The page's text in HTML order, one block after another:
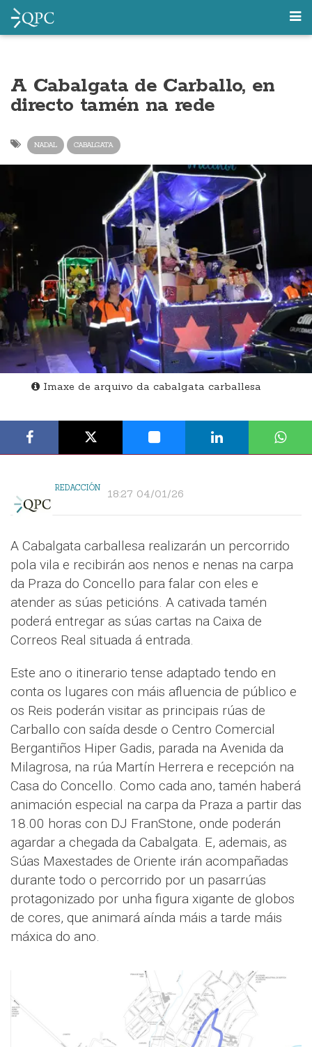
A Cabalgata de Carballo, en
directo tamén na rede
NADAL CABALGATA
Imaxe de arquivo da cabalgata carballesa
REDACCIÓN 18:27 04/01/26
A Cabalgata carballesa realizarán un percorrido
pola vila e recibirán aos nenos e nenas na carpa
da Praza do Concello para falar con eles e
atender as súas peticións. A cativada tamén
poderá entregar as súas cartas na Caixa de
Correos Real situada á entrada.
Este ano o itinerario tense adaptado tendo en
conta os lugares con máis afluencia de público e
os Reis poderán visitar as principais rúas de
Carballo con saída desde o Centro Comercial
Bergantiños Hiper Gadis, parada na Avenida da
Milagrosa, na rúa Martín Herrera e recepción na
Casa do Concello. Como cada ano, tamén haberá
animación especial na carpa da Praza a partir das
18.00 horas con DJ FranStone, onde poderán
agardar a chegada da Cabalgata. E, ademais, as
Súas Maxestades de Oriente irán acompañadas
durante todo o percorrido por un pasarrúas
protagonizado por unha figura xigante de globos
de cores, que animará aínda máis a tarde máis
máxica do ano.